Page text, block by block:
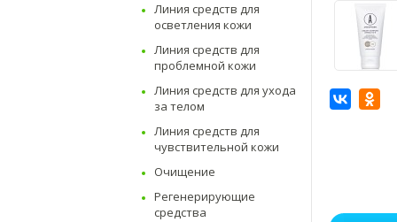
Линия средств для
осветления кожи
Линия средств для
проблемной кожи
Линия средств для ухода
за телом
Линия средств для
чувствительной кожи
Очищение
Регенерирующие
средства